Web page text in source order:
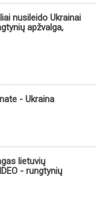
nusileido Ukrainai
apžvalga,
- Ukraina
lietuvių
- rungtynių